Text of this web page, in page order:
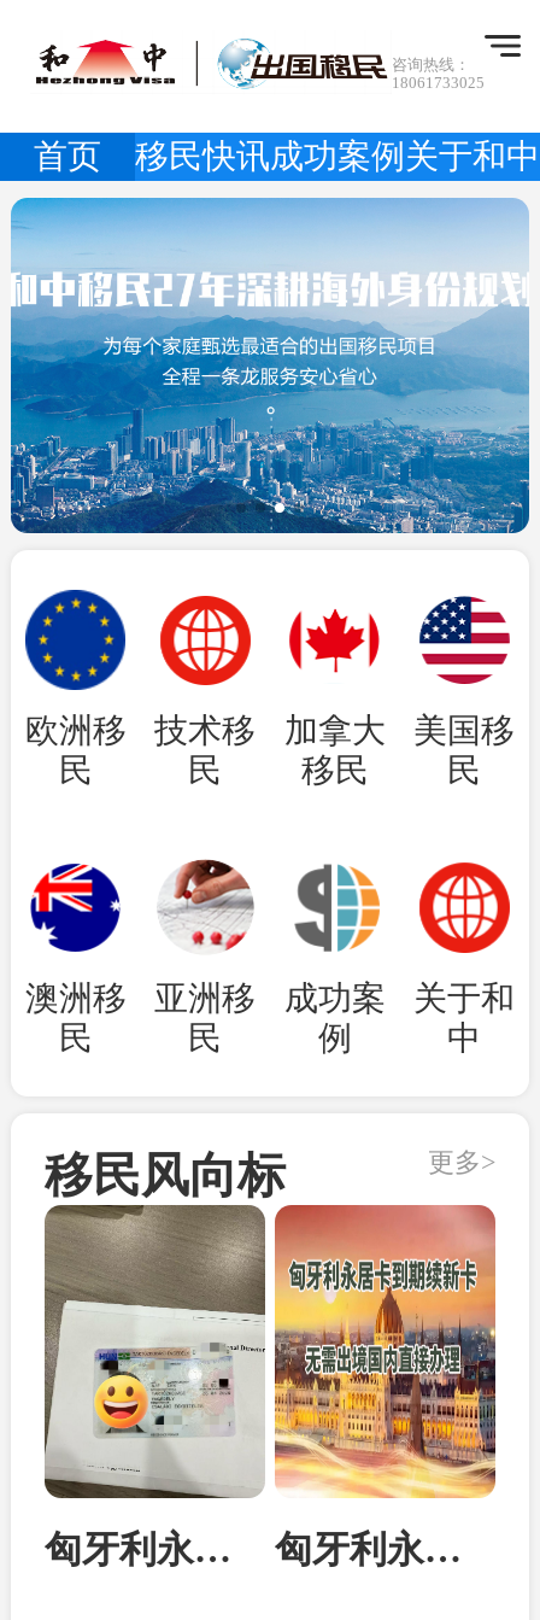
咨询热线：
18061733025
首页 移民快讯成功案例 关于和中
欧洲移
民
技术移
民
加拿大
移民
美国移
民
澳洲移
民
亚洲移
民
成功案
例
关于和
中
移民风向标 更多>
匈牙利永居卡家属团聚居留卡成功案例 匈牙利永居卡到期续签：换发10年新卡